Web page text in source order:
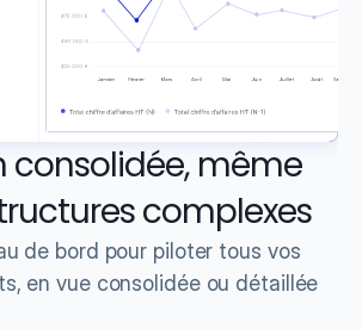
consolidée, même
complexes
de bord pour piloter tous vos
en vue consolidée ou détaillée